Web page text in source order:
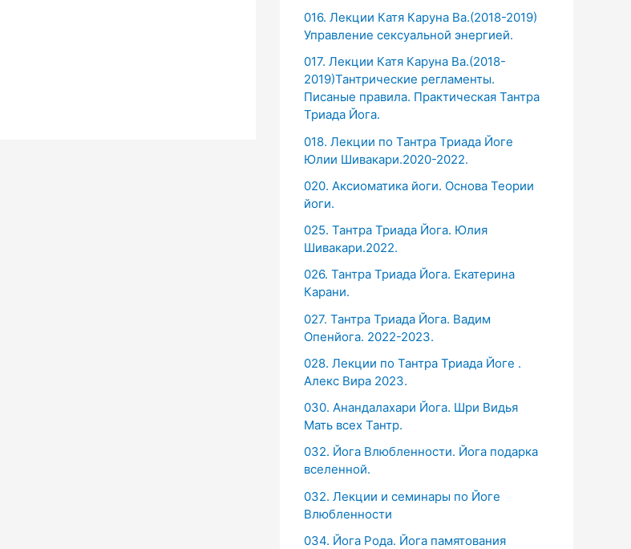
016. Лекции Катя Каруна Ва.(2018-2019)
Управление сексуальной энергией.
017. Лекции Катя Каруна Ва.(2018-
2019)Тантрические регламенты.
Писаные правила. Практическая Тантра
Триада Йога.
018. Лекции по Тантра Триада Йоге
Юлии Шивакари.2020-2022.
020. Аксиоматика йоги. Основа Теории
йоги.
025. Тантра Триада Йога. Юлия
Шивакари.2022.
026. Тантра Триада Йога. Екатерина
Карани.
027. Тантра Триада Йога. Вадим
Опенйога. 2022-2023.
028. Лекции по Тантра Триада Йоге .
Алекс Вира 2023.
030. Анандалахари Йога. Шри Видья
Мать всех Тантр.
032. Йога Влюбленности. Йога подарка
вселенной.
032. Лекции и семинары по Йоге
Влюбленности
034. Йога Рода. Йога памятования